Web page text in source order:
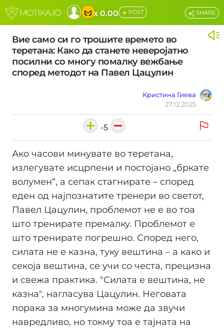
x 0.00 + POST
Вие само си го трошите времето во
теретана: Како да станете неверојатно
посилни со многу помалку вежбање
според методот на Павел Цацулин
Кристина Гиева
27.12.2025
SHARE
-5
Ако часови минувате во теретана,
излегувате исцрпени и постојано „бркате
волумен“, а сепак стагнирате – според
еден од најпознатите тренери во светот,
Павел Цацулин, проблемот не е во тоа
што тренирате премалку. Проблемот е
што тренирате погрешно. Според него,
силата не е казна, туку вештина – а како и
секоја вештина, се учи со честа, прецизна
и свежа практика. "Силата е вештина, не
казна", нагласува Цацулин. Неговата
порака за многумина може да звучи
навредливо, но токму тоа е тајната на